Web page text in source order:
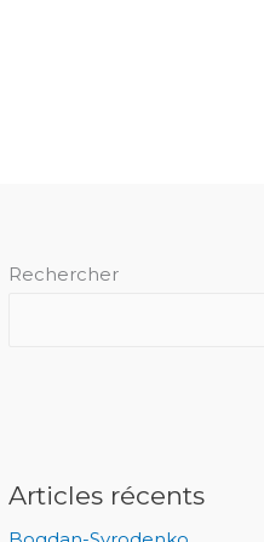
Rechercher
Articles récents